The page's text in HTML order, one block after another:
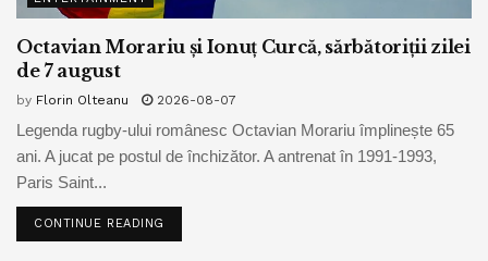
Octavian Morariu și Ionuț Curcă, sărbătoriții zilei
de 7 august
by Florin Olteanu 2026-08-07
Legenda rugby-ului românesc Octavian Morariu împlinește 65
ani. A jucat pe postul de închizător. A antrenat în 1991-1993,
Paris Saint...
CONTINUE READING